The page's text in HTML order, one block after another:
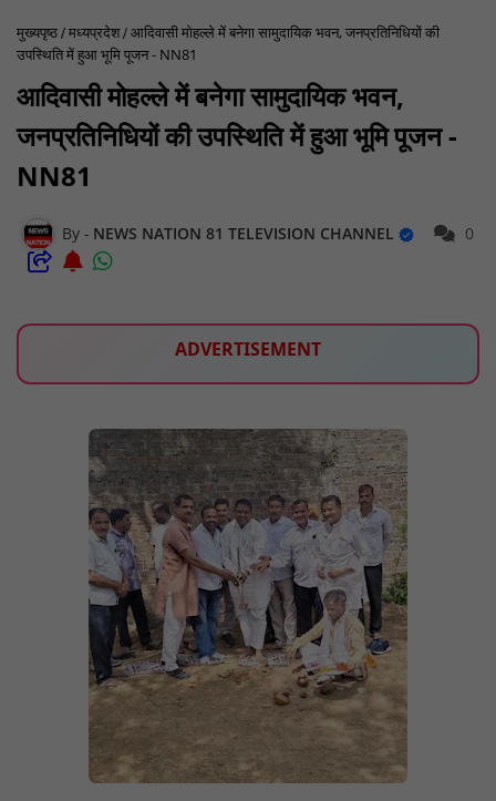
मुख्यपृष्ठ मध्यप्रदेश आदिवासी मोहल्ले में बनेगा सामुदायिक भवन, जनप्रतिनिधियों की
उपस्थिति में हुआ भूमि पूजन - NN81
आदिवासी मोहल्ले में बनेगा सामुदायिक भवन,
जनप्रतिनिधियों की उपस्थिति में हुआ भूमि पूजन -
NN81
NEWS NATION 81 TELEVISION CHANNEL 0
ADVERTISEMENT